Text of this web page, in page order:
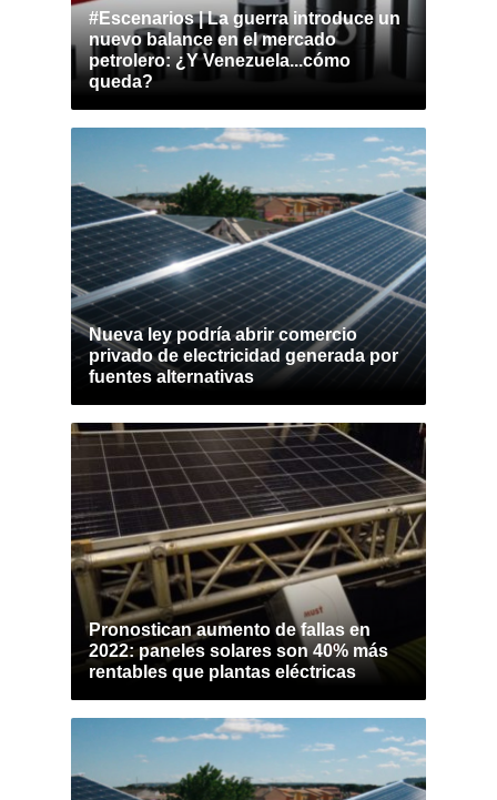
#Escenarios | La guerra introduce un
nuevo balance en el mercado
petrolero: ¿Y Venezuela...cómo
queda?
Nueva ley podría abrir comercio
privado de electricidad generada por
fuentes alternativas
Pronostican aumento de fallas en
2022: paneles solares son 40% más
rentables que plantas eléctricas